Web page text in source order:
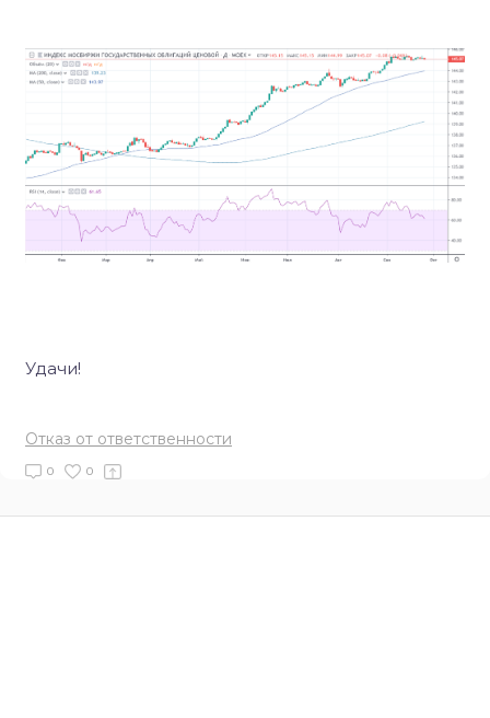
Удачи!
Отказ от ответственности
0 0